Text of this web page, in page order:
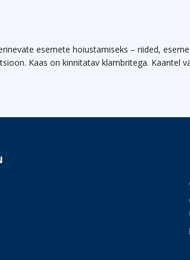
esemete hoiustamiseks – riided,
Kaas on kinnitatav klambritega. Kaantel